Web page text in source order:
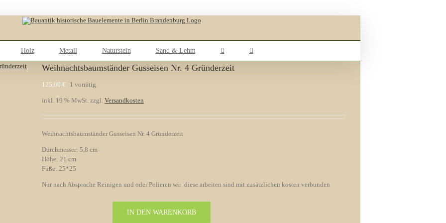
Holz Metall Naturstein Sand & Lehm
Weihnachtsbaumständer Gusseisen Nr. 4 Gründerzeit
125,00 € 1 vorrätig
inkl. 19 % MwSt. zzgl. Versandkosten
Weihnachtsbaumständer Gusseisen Nr. 4 Gründerzeit
Durchmesser: 5,8 cm
Höhe: 21 cm
Füße: 25*25
Nur nach Absprache Reinigen und oder Polieren wir diese arbeiten sind mit zusätzlichen kosten verbunden
IN DEN WARENKORB